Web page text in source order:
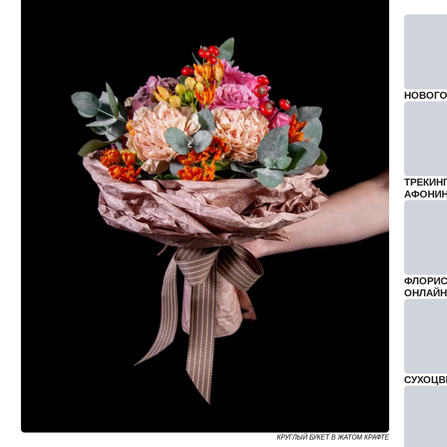
КРУГЛЫЙ БУКЕТ В ЖАТОМ КРАФТЕ
ОНЛАЙН